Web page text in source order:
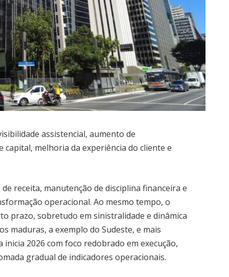
assistencial, aumento de
melhoria da experiência do cliente e
receita, manutenção de disciplina financeira e
operacional. Ao mesmo tempo, o
prazo, sobretudo em sinistralidade e dinâmica
maduras, a exemplo do Sudeste, e mais
2026 com foco redobrado em execução,
gradual de indicadores operacionais.